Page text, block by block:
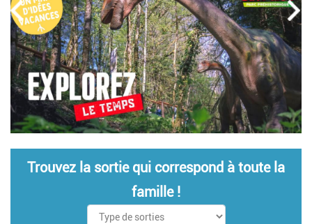
Trouvez la sortie qui correspond à toute la
famille !